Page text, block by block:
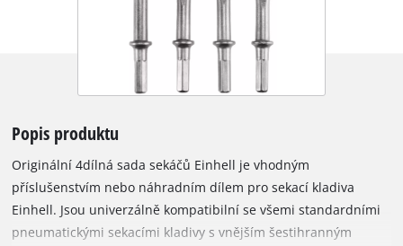
Popis produktu
Originální 4dílná sada sekáčů Einhell je vhodným
příslušenstvím nebo náhradním dílem pro sekací kladiva
Einhell. Jsou univerzálně kompatibilní se všemi standardními
pneumatickými sekacími kladivy s vnějším šestihranným